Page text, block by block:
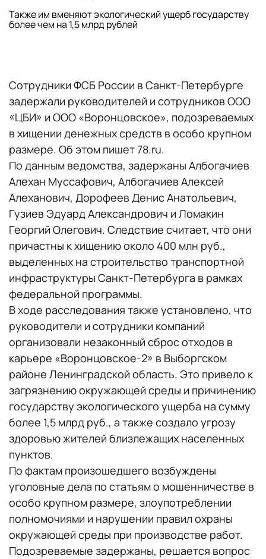
Также им вменяют экологический ущерб государству
более чем на 1,5 млрд рублей
Сотрудники ФСБ России в Санкт-Петербурге
задержали руководителей и сотрудников ООО
«ЦБИ» и ООО «Воронцовское», подозреваемых
в хищении денежных средств в особо крупном
размере. Об этом пишет 78.ru.
По данным ведомства, задержаны Албогачиев
Алехан Муссафович, Албогачиев Алексей
Алеханович, Дорофеев Денис Анатольевич,
Гузиев Эдуард Александрович и Ломакин
Георгий Олегович. Следствие считает, что они
причастны к хищению около 400 млн руб.,
выделенных на строительство транспортной
инфраструктуры Санкт-Петербурга в рамках
федеральной программы.
В ходе расследования также установлено, что
руководители и сотрудники компаний
организовали незаконный сброс отходов в
карьере «Воронцовское-2» в Выборгском
районе Ленинградской область. Это привело к
загрязнению окружающей среды и причинению
государству экологического ущерба на сумму
более 1,5 млрд руб., а также создало угрозу
здоровью жителей близлежащих населенных
пунктов.
По фактам произошедшего возбуждены
уголовные дела по статьям о мошенничестве в
особо крупном размере, злоупотреблении
полномочиями и нарушении правил охраны
окружающей среды при производстве работ.
Подозреваемые задержаны, решается вопрос